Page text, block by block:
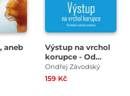
aneb
Výstup na vrchol
korupce - Od
obálek k národní
prostituci
Ondřej Závodský
159 Kč